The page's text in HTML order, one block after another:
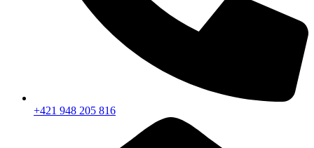
+421 948 205 816